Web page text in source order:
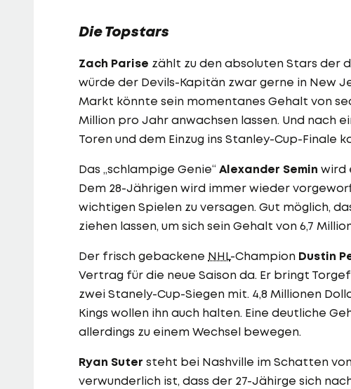
Die Topstars
Zach Parise zählt zu den absoluten Stars der
würde der Devils-Kapitän zwar gerne in New
Markt könnte sein momentanes Gehalt von
Million pro Jahr anwachsen lassen. Und nach
Toren und dem Einzug ins Stanley-Cup-Finale
Das „schlampige Genie“ Alexander Semin wird
Dem 28-Jährigen wird immer wieder
wichtigen Spielen zu versagen. Gut möglich,
ziehen lassen, um sich sein Gehalt von 6,7
Der frisch gebackene NHL-Champion Dustin
Vertrag für die neue Saison da. Er bringt
zwei Stanely-Cup-Siegen mit. 4,8 Millionen
Kings wollen ihn auch halten. Eine deutliche
allerdings zu einem Wechsel bewegen.
Ryan Suter steht bei Nashville im Schatten
verwunderlich ist, dass der 27-Jähirge sich